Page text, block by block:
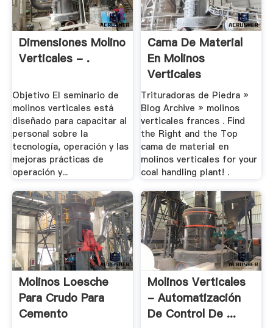
Dimensiones Molino
Verticales - .
Objetivo El seminario de
molinos verticales está
diseñado para capacitar al
personal sobre la
tecnología, operación y las
mejoras prácticas de
operación y...
Cama De Material
En Molinos
Verticales
Trituradoras de Piedra »
Blog Archive » molinos
verticales frances . Find
the Right and the Top
cama de material en
molinos verticales for your
coal handling plant! .
Molinos Loesche
Para Crudo Para
Cemento
Molinos Verticales
- Automatización
De Control De ...